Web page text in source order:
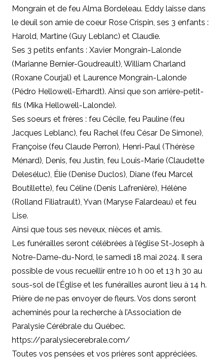
Mongrain et de feu Alma Bordeleau. Eddy laisse dans
le deuil son amie de coeur Rose Crispin, ses 3 enfants :
Harold, Martine (Guy Leblanc) et Claudie.
Ses 3 petits enfants : Xavier Mongrain-Lalonde
(Marianne Bernier-Goudreault), William Charland
(Roxane Courjal) et Laurence Mongrain-Lalonde
(Pédro Hellowell-Erhardt). Ainsi que son arrière-petit-
fils (Mika Hellowell-Lalonde).
Ses soeurs et frères : feu Cécile, feu Pauline (feu
Jacques Leblanc), feu Rachel (feu César De Simone),
Françoise (feu Claude Perron), Henri-Paul (Thérèse
Ménard), Denis, feu Justin, feu Louis-Marie (Claudette
Deleséluc), Élie (Denise Duclos), Diane (feu Marcel
Boutillette), feu Céline (Denis Lafrenière), Hélène
(Rolland Filiatrault), Yvan (Maryse Falardeau) et feu
Lise.
Ainsi que tous ses neveux, nièces et amis.
Les funérailles seront célébrées à l’église St-Joseph à
Notre-Dame-du-Nord, le samedi 18 mai 2024. Il sera
possible de vous recueillir entre 10 h 00 et 13 h 30 au
sous-sol de l’Église et les funérailles auront lieu à 14 h.
Prière de ne pas envoyer de fleurs. Vos dons seront
acheminés pour la recherche à l’Association de
Paralysie Cérébrale du Québec.
https://paralysiecerebrale.com/
Toutes vos pensées et vos prières sont appréciées.